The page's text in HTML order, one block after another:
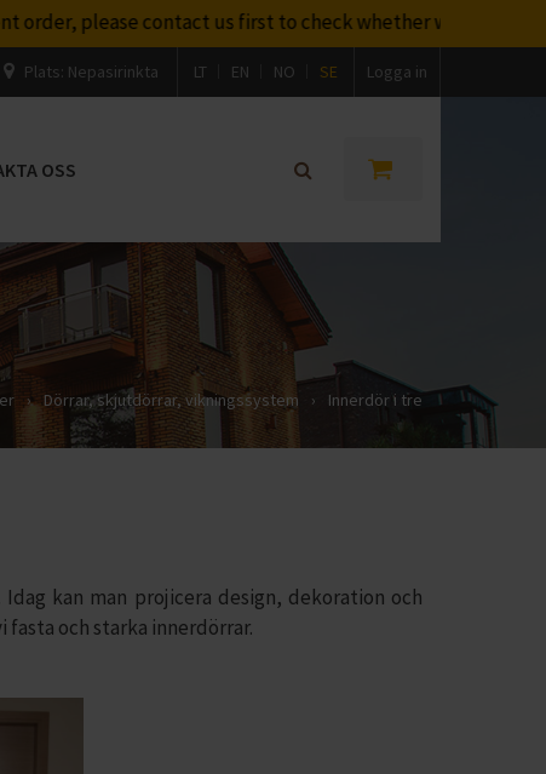
contact us first to check whether we will be able to
Plats: Nepasirinkta LT EN NO SE Logga in
OSS
› Dörrar, skjutdörrar, vikningssystem › Innerdör i tre
kan man projicera design, dekoration och
och starka innerdörrar.